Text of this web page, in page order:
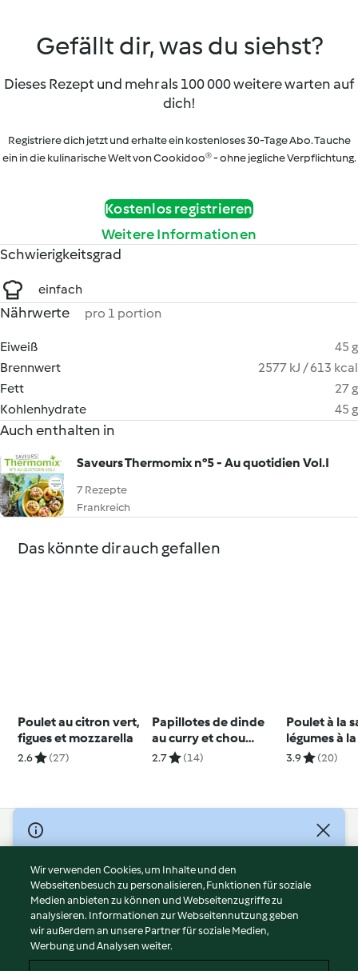
Gefällt dir, was du siehst?
Dieses Rezept und mehr als 100 000 weitere warten auf
dich!
Registriere dich jetzt und erhalte ein kostenloses 30-Tage Abo. Tauche
ein in die kulinarische Welt von Cookidoo® - ohne jegliche Verpflichtung.
Kostenlos registrieren
Weitere Informationen
Schwierigkeitsgrad
einfach
Nährwerte pro 1 portion
Eiweiß
45 g
Brennwert
2577 kJ / 613 kcal
Fett
27 g
Kohlenhydrate
45 g
Auch enthalten in
Saveurs Thermomix n°5 - Au quotidien Vol.I
7 Rezepte
Frankreich
Das könnte dir auch gefallen
Poulet au citron vert,
figues et mozzarella
2.6 (27)
Papillotes de dinde
au curry et chou
chinois
2.7 (14)
Poulet à la
légumes à
3.9 (20)
© Copyright 2026
Nutzungsbedingungen
Datenschutzrichtlinien
Disclaimer
Impressum
Cookies
Wir verwenden Cookies, um Inhalte und den
Webseitenbesuch zu personalisieren, Funktionen für soziale
Medien anbieten zu können und Webseitenzugriffe zu
analysieren. Informationen zur Webseitennutzung geben
wir außerdem an unsere Partner für soziale Medien,
Werbung und Analysen weiter.